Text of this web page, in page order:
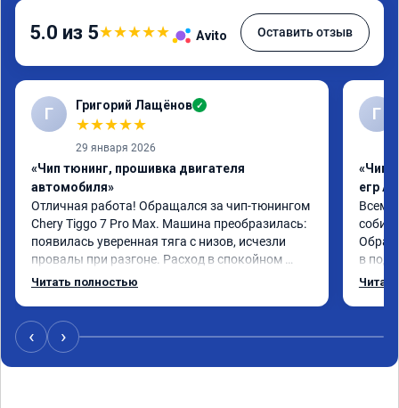
5.0 из 5★★★★★ Avito Оставить отзыв
Г Григорий Лащёнов ✓
★★★★★
29 января 2026
«Чип тюнинг, прошивка двигателя
автомобиля»
Отличная работа! Обращался за чип-тюнингом
Chery Tiggo 7 Pro Max. Машина преобразилась:
появилась уверенная тяга с низов, исчезли
провалы при разгоне. Расход в спокойном
режиме даже немного снизился. Все сделали
Читать полностью
Г
«Чип
егр
Всем
в
‹ ›